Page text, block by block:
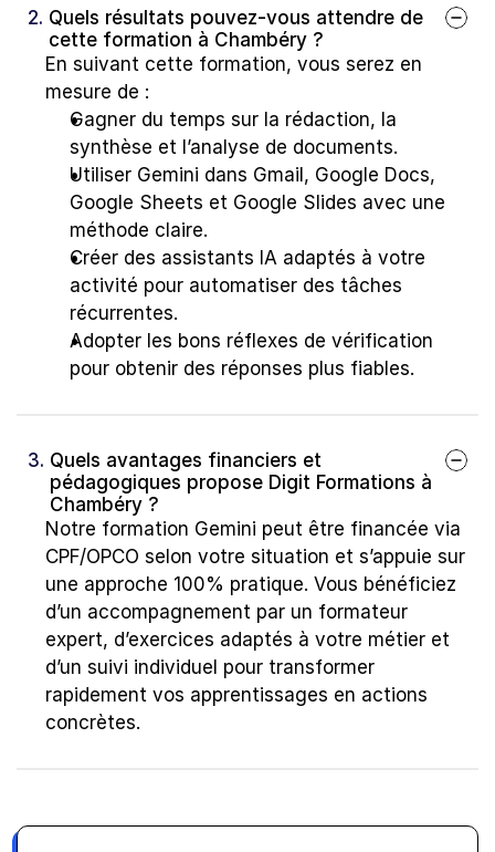
2. Quels résultats pouvez-vous attendre de
cette formation à Chambéry ?
En suivant cette formation, vous serez en
mesure de :
Gagner du temps sur la rédaction, la
synthèse et l’analyse de documents.
Utiliser Gemini dans Gmail, Google Docs,
Google Sheets et Google Slides avec une
méthode claire.
Créer des assistants IA adaptés à votre
activité pour automatiser des tâches
récurrentes.
Adopter les bons réflexes de vérification
pour obtenir des réponses plus fiables.
3. Quels avantages financiers et
pédagogiques propose Digit Formations à
Chambéry ?
Notre formation Gemini peut être financée via
CPF/OPCO selon votre situation et s’appuie sur
une approche 100% pratique. Vous bénéficiez
d’un accompagnement par un formateur
expert, d’exercices adaptés à votre métier et
d’un suivi individuel pour transformer
rapidement vos apprentissages en actions
concrètes.